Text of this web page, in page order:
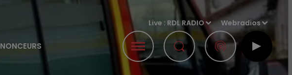
Live : RDL RADIO Webradios